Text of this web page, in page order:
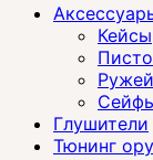
Глушители
Тюнинг